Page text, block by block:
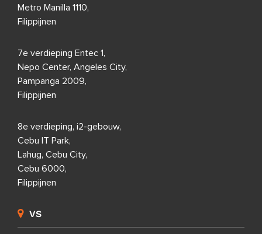
Metro Manilla 1110,
Filippijnen
7e verdieping Entec 1,
Nepo Center, Angeles City,
Pampanga 2009,
Filippijnen
8e verdieping, i2-gebouw,
Cebu IT Park,
Lahug, Cebu City,
Cebu 6000,
Filippijnen
VS